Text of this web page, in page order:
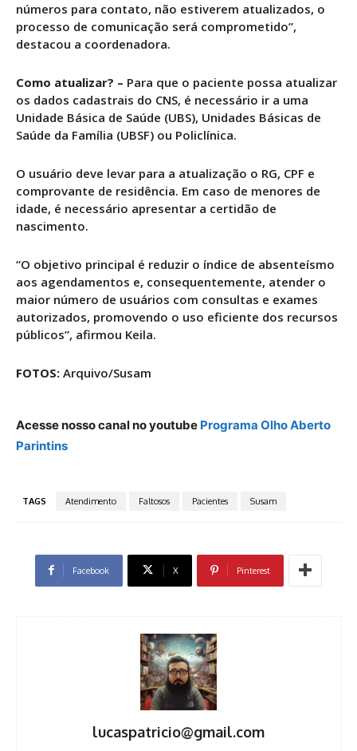
números para contato, não estiverem atualizados, o
processo de comunicação será comprometido”,
destacou a coordenadora.
Como atualizar? – Para que o paciente possa atualizar
os dados cadastrais do CNS, é necessário ir a uma
Unidade Básica de Saúde (UBS), Unidades Básicas de
Saúde da Família (UBSF) ou Policlínica.
O usuário deve levar para a atualização o RG, CPF e
comprovante de residência. Em caso de menores de
idade, é necessário apresentar a certidão de
nascimento.
“O objetivo principal é reduzir o índice de absenteísmo
aos agendamentos e, consequentemente, atender o
maior número de usuários com consultas e exames
autorizados, promovendo o uso eficiente dos recursos
públicos”, afirmou Keila.
FOTOS: Arquivo/Susam
Acesse nosso canal no youtube Programa Olho Aberto
Parintins
TAGS Atendimento Faltosos Pacientes Susam
Facebook X Pinterest
lucaspatricio@gmail.com